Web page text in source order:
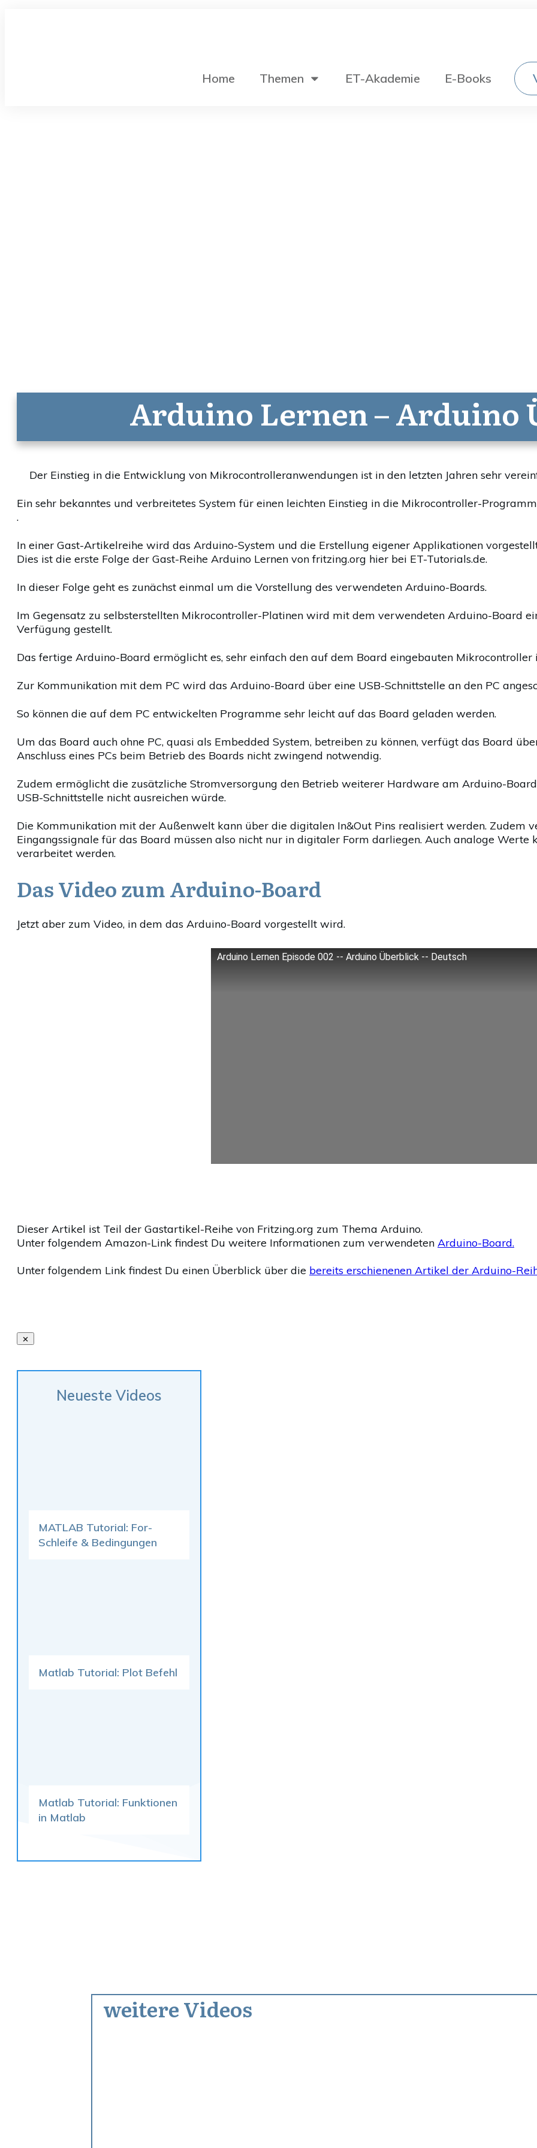
Home Themen ET-Akademie E-Books
Arduino Lernen – Arduino
Der Einstieg in die Entwicklung von Mikrocontrolleranwendungen ist in den letzten Jahren sehr
Ein sehr bekanntes und verbreitetes System für einen leichten Einstieg in die Mikrocontroller-
.
In einer Gast-Artikelreihe wird das Arduino-System und die Erstellung eigener Applikationen
Dies ist die erste Folge der Gast-Reihe Arduino Lernen von fritzing.org hier bei ET-Tutorials.de.
In dieser Folge geht es zunächst einmal um die Vorstellung des verwendeten Arduino-Boards.
Im Gegensatz zu selbsterstellten Mikrocontroller-Platinen wird mit dem verwendeten Arduino-Board
Verfügung gestellt.
Das fertige Arduino-Board ermöglicht es, sehr einfach den auf dem Board eingebauten
Zur Kommunikation mit dem PC wird das Arduino-Board über eine USB-Schnittstelle an den PC
So können die auf dem PC entwickelten Programme sehr leicht auf das Board geladen werden.
Um das Board auch ohne PC, quasi als Embedded System, betreiben zu können, verfügt das Board
Anschluss eines PCs beim Betrieb des Boards nicht zwingend notwendig.
Zudem ermöglicht die zusätzliche Stromversorgung den Betrieb weiterer Hardware am Arduino-
USB-Schnittstelle nicht ausreichen würde.
Die Kommunikation mit der Außenwelt kann über die digitalen In&Out Pins realisiert werden. Zudem
Eingangssignale für das Board müssen also nicht nur in digitaler Form darliegen. Auch analoge Werte
verarbeitet werden.
Das Video zum Arduino-Board
Jetzt aber zum Video, in dem das Arduino-Board vorgestellt wird.
Arduino Lernen Episode 002 -- Arduino Überblick -- Deutsch
Dieser Artikel ist Teil der Gastartikel-Reihe von Fritzing.org zum Thema Arduino.
Unter folgendem Amazon-Link findest Du weitere Informationen zum verwendeten Arduino-Board.
Unter folgendem Link findest Du einen Überblick über die bereits erschienenen Artikel der Arduino-
Neueste Videos
MATLAB Tutorial: For-
Schleife & Bedingungen
Matlab Tutorial: Plot Befehl
Matlab Tutorial: Funktionen
in Matlab
weitere Videos